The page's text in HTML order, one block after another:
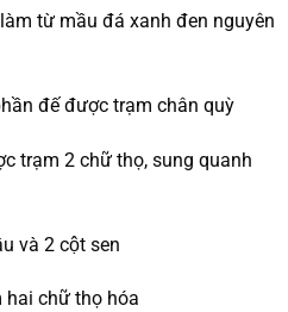
từ mầu đá xanh đen nguyên
đế được trạm chân quỳ
trạm 2 chữ thọ, sung quanh
và 2 cột sen
chữ thọ hóa